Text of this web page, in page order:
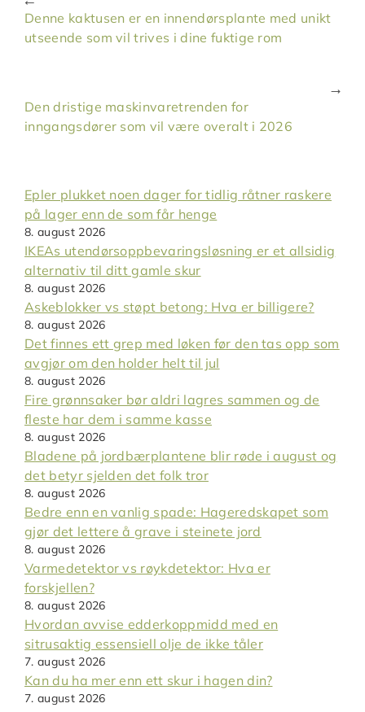
Denne kaktusen er en innendørsplante med unikt
utseende som vil trives i dine fuktige rom
Den dristige maskinvaretrenden for
inngangsdører som vil være overalt i 2026
Epler plukket noen dager for tidlig råtner raskere
på lager enn de som får henge
8. august 2026
IKEAs utendørsoppbevaringsløsning er et allsidig
alternativ til ditt gamle skur
8. august 2026
Askeblokker vs støpt betong: Hva er billigere?
8. august 2026
Det finnes ett grep med løken før den tas opp som
avgjør om den holder helt til jul
8. august 2026
Fire grønnsaker bør aldri lagres sammen og de
fleste har dem i samme kasse
8. august 2026
Bladene på jordbærplantene blir røde i august og
det betyr sjelden det folk tror
8. august 2026
Bedre enn en vanlig spade: Hageredskapet som
gjør det lettere å grave i steinete jord
8. august 2026
Varmedetektor vs røykdetektor: Hva er
forskjellen?
8. august 2026
Hvordan avvise edderkoppmidd med en
sitrusaktig essensiell olje de ikke tåler
7. august 2026
Kan du ha mer enn ett skur i hagen din?
7. august 2026